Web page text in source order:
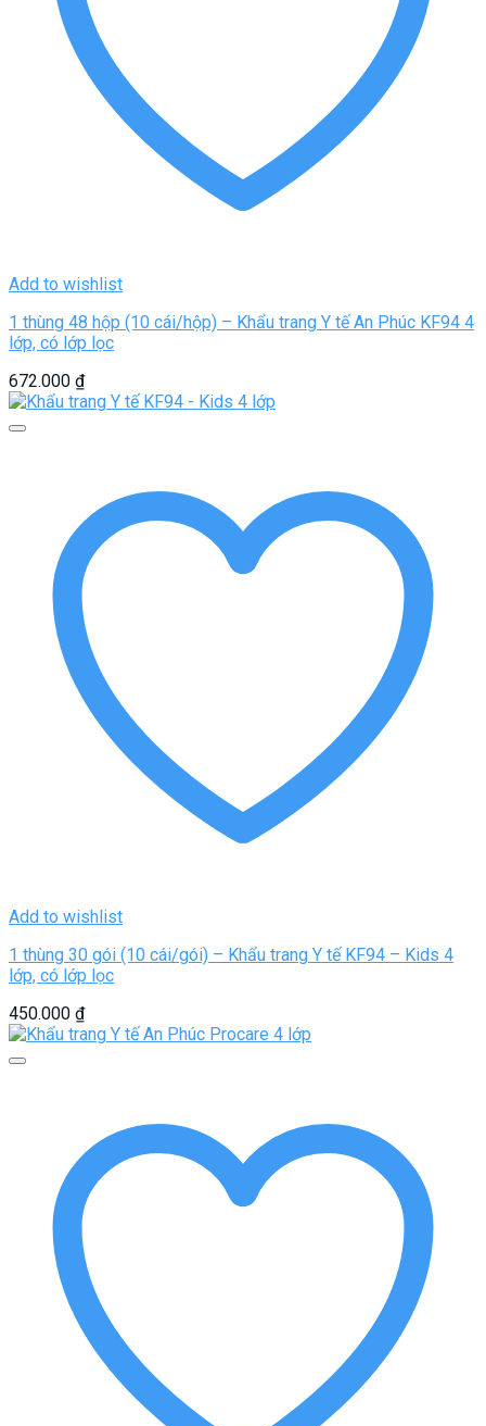
Add to wishlist
1 thùng 48 hộp (10 cái/hộp) – Khẩu trang Y tế An Phúc KF94 4
lớp, có lớp lọc
672.000 ₫
Add to wishlist
1 thùng 30 gói (10 cái/gói) – Khẩu trang Y tế KF94 – Kids 4
lớp, có lớp lọc
450.000 ₫